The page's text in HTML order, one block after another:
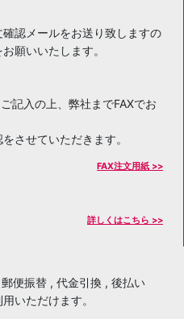
認メールをお送り致しますの
願いいたします。
記入の上、弊社までFAXでお
させていただきます。
FAX注文用紙 >>
詳しくはこちら >>
便振替 , 代金引換 , 後払い
いただけます。